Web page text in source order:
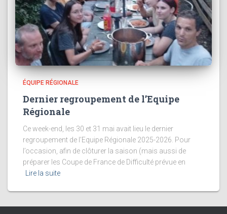
ÉQUIPE RÉGIONALE
Dernier regroupement de l’Equipe
Régionale
Ce week-end, les 30 et 31 mai avait lieu le dernier
regroupement de l’Equipe Régionale 2025-2026. Pour
l’occasion, afin de clôturer la saison (mais aussi de
préparer les Coupe de France de Difficulté prévue en
Lire la suite